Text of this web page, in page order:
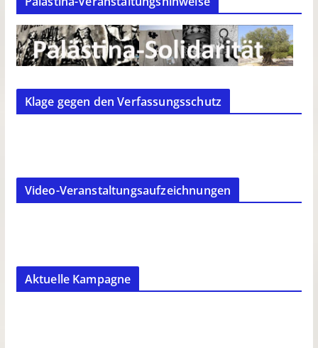
Klage gegen den Verfassungsschutz
Video-Veranstaltungsaufzeichnungen
Aktuelle Kampagne